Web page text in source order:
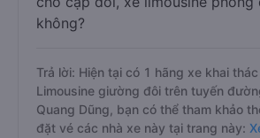
không?
Trả lời: Hiện tại có 1 hãng xe khai
Limousine giường đôi trên tuyến
Quang Dũng, bạn có thể tham khảo
đặt vé các nhà xe này tại trang này: